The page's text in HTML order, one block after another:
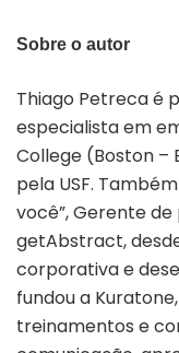
Sobre o autor
Thiago Petreca é
especialista em
College (Boston –
pela USF.
você”, Gerente
getAbstract,
corporativa e
fundou a
treinamentos e